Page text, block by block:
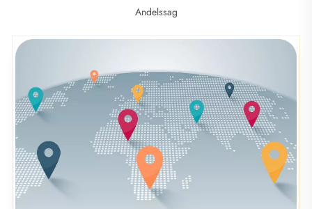
Andelssag